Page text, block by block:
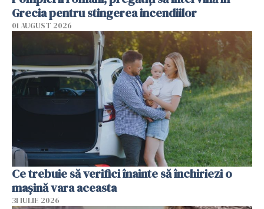
Grecia pentru stingerea incendiilor
01 AUGUST 2026
Ce trebuie să verifici înainte să închiriezi o
mașină vara aceasta
31 IULIE 2026